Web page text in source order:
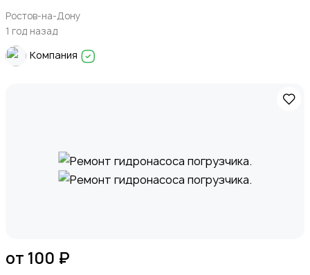
Ростов-на-Дону
1 год назад
Компания
от 100 ₽